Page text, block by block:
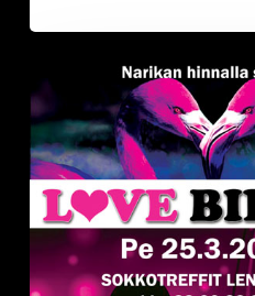
Deittisirkus
LOVE
BILEET
Järvenpäässä
pe
25.3.